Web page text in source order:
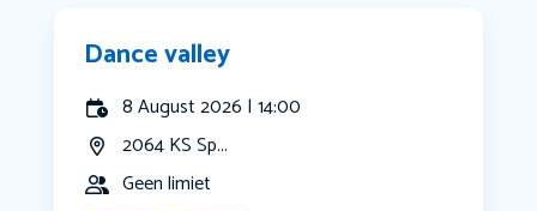
Dance valley
8 August 2026 | 14:00
2064 KS Sp...
Geen limiet